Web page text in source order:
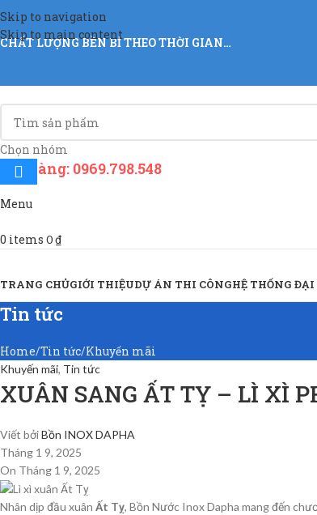
Skip to navigation
Skip to main content
CHẤT LƯỢNG BỀN BỈ THEO THỜI GIAN…
Chọn nhóm
Đặt hàng: 0969.798.548
Menu
0 items 0₫
TRANG CHỦGIỚI THIỆUDỰ ÁN THI CÔNGHỆ THỐNG ĐẠI
Tin tức
Home Tin tức Khuyến mãi
Khuyến mãi, Tin tức
XUÂN SANG ẤT TỴ – LÌ XÌ
Viết bởiBồn INOX DAPHA
Tháng 1 9, 2025
On Tháng 1 9, 2025
Nhân dịp đầu xuân Ất Tỵ, Bồn Nước Inox Dapha mang đến